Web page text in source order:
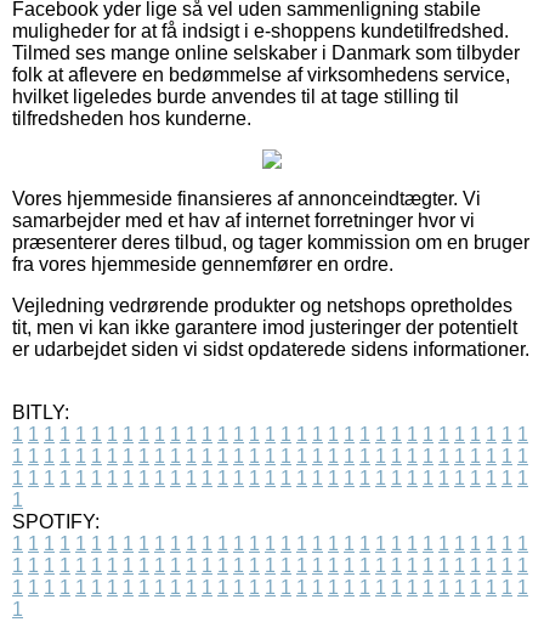
Facebook yder lige så vel uden sammenligning stabile
muligheder for at få indsigt i e-shoppens kundetilfredshed.
Tilmed ses mange online selskaber i Danmark som tilbyder
folk at aflevere en bedømmelse af virksomhedens service,
hvilket ligeledes burde anvendes til at tage stilling til
tilfredsheden hos kunderne.
Vores hjemmeside finansieres af annonceindtægter. Vi
samarbejder med et hav af internet forretninger hvor vi
præsenterer deres tilbud, og tager kommission om en bruger
fra vores hjemmeside gennemfører en ordre.
Vejledning vedrørende produkter og netshops opretholdes
tit, men vi kan ikke garantere imod justeringer der potentielt
er udarbejdet siden vi sidst opdaterede sidens informationer.
BITLY:
1 1 1 1 1 1 1 1 1 1 1 1 1 1 1 1 1 1 1 1 1 1 1 1 1 1 1 1 1 1 1 1 1
1 1 1 1 1 1 1 1 1 1 1 1 1 1 1 1 1 1 1 1 1 1 1 1 1 1 1 1 1 1 1 1 1
1 1 1 1 1 1 1 1 1 1 1 1 1 1 1 1 1 1 1 1 1 1 1 1 1 1 1 1 1 1 1 1 1
1
SPOTIFY:
1 1 1 1 1 1 1 1 1 1 1 1 1 1 1 1 1 1 1 1 1 1 1 1 1 1 1 1 1 1 1 1 1
1 1 1 1 1 1 1 1 1 1 1 1 1 1 1 1 1 1 1 1 1 1 1 1 1 1 1 1 1 1 1 1 1
1 1 1 1 1 1 1 1 1 1 1 1 1 1 1 1 1 1 1 1 1 1 1 1 1 1 1 1 1 1 1 1 1
1